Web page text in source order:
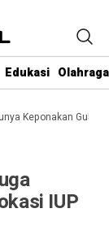
Edukasi Olahraga
Gubernur
IUP